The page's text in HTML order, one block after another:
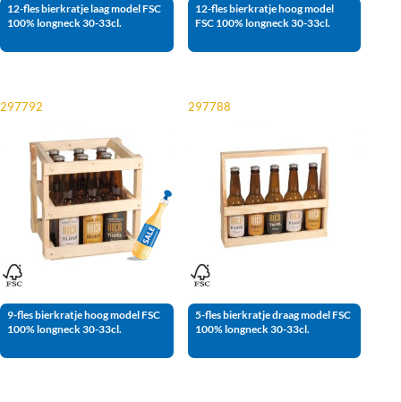
12-fles bierkratje laag model FSC
100% longneck 30-33cl.
12-fles bierkratje hoog model
FSC 100% longneck 30-33cl.
297792
Aanbieding!
9-fles bierkratje hoog model FSC
100% longneck 30-33cl.
297788
5-fles bierkratje draag model FSC
100% longneck 30-33cl.